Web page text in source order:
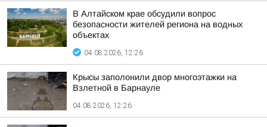
В Алтайском крае обсудили вопрос
безопасности жителей региона на водных
объектах
04.08.2026, 12:26
Крысы заполонили двор многоэтажки на
Взлетной в Барнауле
04.08.2026, 12:26